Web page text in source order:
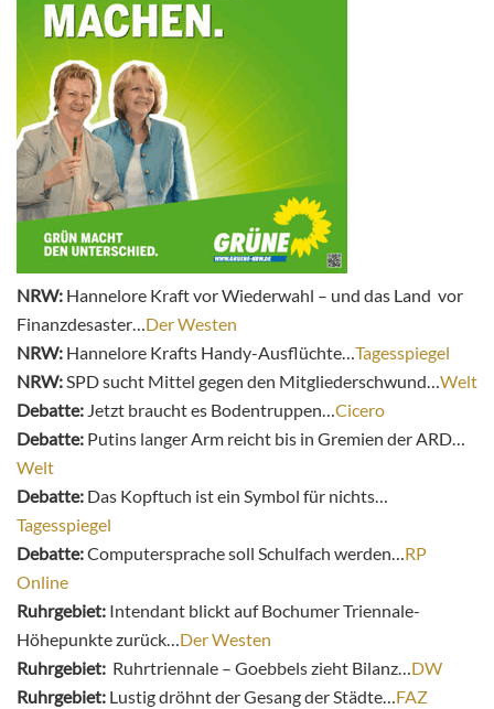
NRW: Hannelore Kraft vor Wiederwahl – und das Land vor
Finanzdesaster…Der Westen
NRW: Hannelore Krafts Handy-Ausflüchte…Tagesspiegel
NRW:SPD sucht Mittel gegen den Mitgliederschwund…Welt
Debatte: Jetzt braucht es Bodentruppen…Cicero
Debatte: Putins langer Arm reicht bis in Gremien der ARD…
Welt
Debatte: Das Kopftuch ist ein Symbol für nichts…
Tagesspiegel
Debatte:Computersprache soll Schulfach werden…RP
Online
Ruhrgebiet: Intendant blickt auf Bochumer Triennale-
Höhepunkte zurück…Der Westen
Ruhrgebiet: Ruhrtriennale – Goebbels zieht Bilanz…DW
Ruhrgebiet: Lustig dröhnt der Gesang der Städte…FAZ